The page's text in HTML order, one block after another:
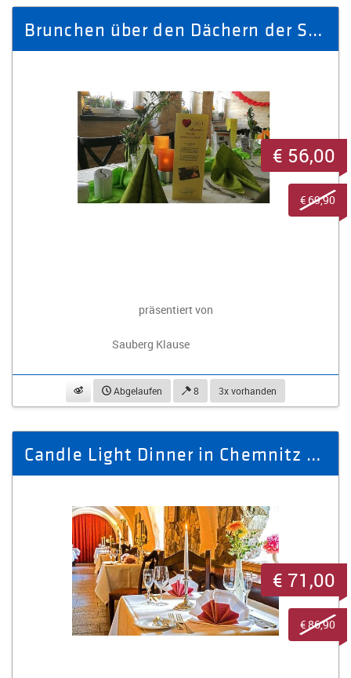
Brunchen über den Dächern der Stadt für 2 Personen - Gutschein 69,90 €
präsentiert von
Sauberg Klause
beobachtenAbgelaufen 8 3x vorhanden
€ 56,00
€ 69,90
Candle Light Dinner in Chemnitz - 3 Gänge Menü
€ 71,00
€ 86,90